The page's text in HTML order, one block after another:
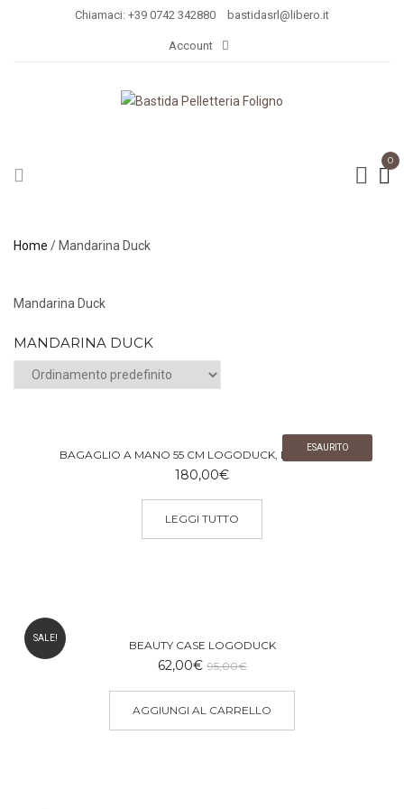
Chiamaci: +39 0742 342880 bastidasrl@libero.it
Account
0
Home / Mandarina Duck
Mandarina Duck
MANDARINA DUCK
ESAURITO
BAGAGLIO A MANO 55 CM LOGODUCK, DEEP BLUE
180,00€
LEGGI TUTTO
SALE!
BEAUTY CASE LOGODUCK
95,00€Il
originale
era:
62,00€
Il
attuale
è:
AGGIUNGI AL CARRELLO